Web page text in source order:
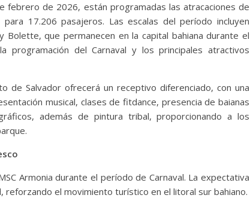
febrero de 2026, están programadas las atracaciones de
17.206 pasajeros. Las escalas del período incluyen
Bolette, que permanecen en la capital bahiana durante el
programación del Carnaval y los principales atractivos
de Salvador ofrecerá un receptivo diferenciado, con una
musical, clases de fitdance, presencia de baianas
además de pintura tribal, proporcionando a los
Armonia durante el período de Carnaval. La expectativa
el movimiento turístico en el litoral sur bahiano.